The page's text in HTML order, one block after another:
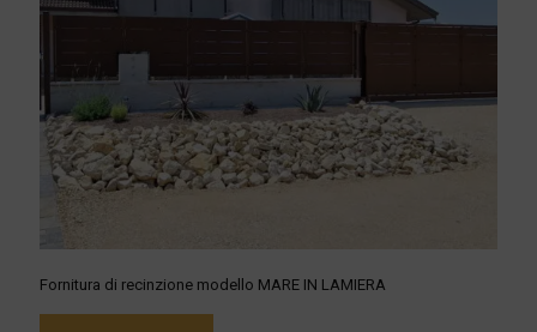
Fornitura di recinzione modello MARE IN LAMIERA